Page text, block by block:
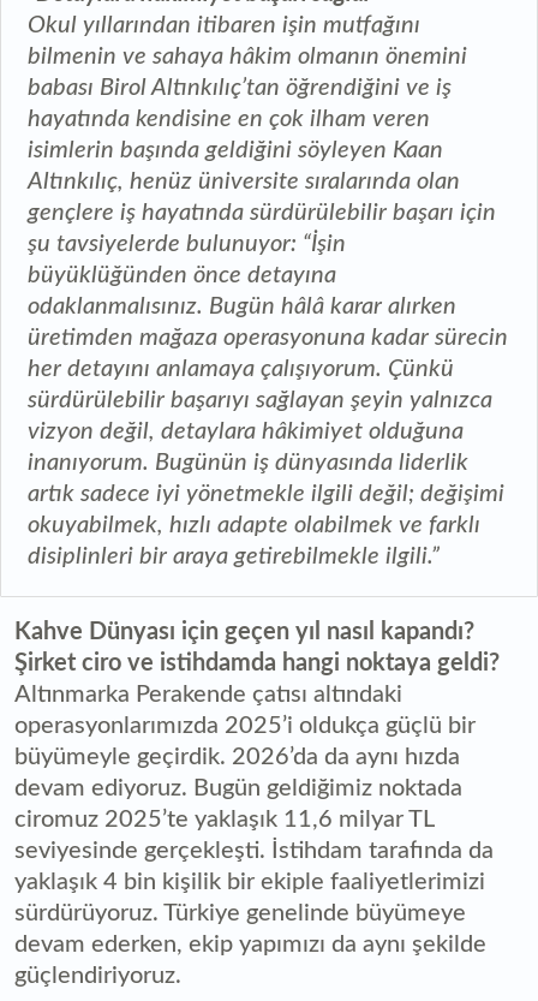
Okul yıllarından itibaren işin mutfağını
bilmenin ve sahaya hâkim olmanın önemini
babası Birol Altınkılıç’tan öğrendiğini ve iş
hayatında kendisine en çok ilham veren
isimlerin başında geldiğini söyleyen Kaan
Altınkılıç, henüz üniversite sıralarında olan
gençlere iş hayatında sürdürülebilir başarı için
şu tavsiyelerde bulunuyor: “İşin
büyüklüğünden önce detayına
odaklanmalısınız. Bugün hâlâ karar alırken
üretimden mağaza operasyonuna kadar sürecin
her detayını anlamaya çalışıyorum. Çünkü
sürdürülebilir başarıyı sağlayan şeyin yalnızca
vizyon değil, detaylara hâkimiyet olduğuna
inanıyorum. Bugünün iş dünyasında liderlik
artık sadece iyi yönetmekle ilgili değil; değişimi
okuyabilmek, hızlı adapte olabilmek ve farklı
disiplinleri bir araya getirebilmekle ilgili.”
Kahve Dünyası için geçen yıl nasıl kapandı?
Şirket ciro ve istihdamda hangi noktaya geldi?
Altınmarka Perakende çatısı altındaki
operasyonlarımızda 2025’i oldukça güçlü bir
büyümeyle geçirdik. 2026’da da aynı hızda
devam ediyoruz. Bugün geldiğimiz noktada
ciromuz 2025’te yaklaşık 11,6 milyar TL
seviyesinde gerçekleşti. İstihdam tarafında da
yaklaşık 4 bin kişilik bir ekiple faaliyetlerimizi
sürdürüyoruz. Türkiye genelinde büyümeye
devam ederken, ekip yapımızı da aynı şekilde
güçlendiriyoruz.